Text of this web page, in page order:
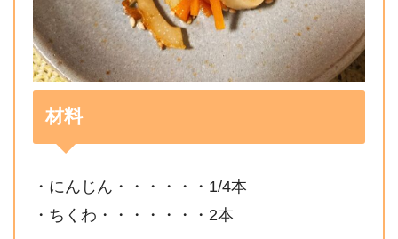
材料
・にんじん・・・・・・1/4本
・ちくわ・・・・・・・2本